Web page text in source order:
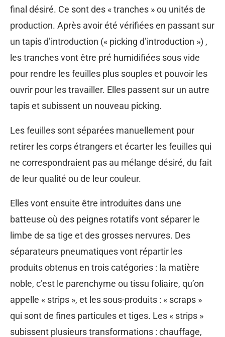
final désiré. Ce sont des « tranches » ou unités de
production. Après avoir été vérifiées en passant sur
un tapis d’introduction (« picking d’introduction ») ,
les tranches vont être pré humidifiées sous vide
pour rendre les feuilles plus souples et pouvoir les
ouvrir pour les travailler. Elles passent sur un autre
tapis et subissent un nouveau picking.
Les feuilles sont séparées manuellement pour
retirer les corps étrangers et écarter les feuilles qui
ne correspondraient pas au mélange désiré, du fait
de leur qualité ou de leur couleur.
Elles vont ensuite être introduites dans une
batteuse où des peignes rotatifs vont séparer le
limbe de sa tige et des grosses nervures. Des
séparateurs pneumatiques vont répartir les
produits obtenus en trois catégories : la matière
noble, c’est le parenchyme ou tissu foliaire, qu’on
appelle « strips », et les sous-produits : « scraps »
qui sont de fines particules et tiges. Les « strips »
subissent plusieurs transformations : chauffage,